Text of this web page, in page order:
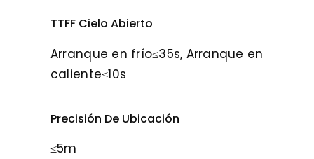
TTFF Cielo Abierto
Arranque en frío≤35s, Arranque en
caliente≤10s
Precisión De Ubicación
≤5m